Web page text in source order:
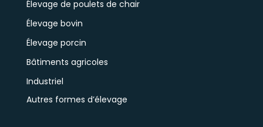
Élevage de poulets de chair
Élevage bovin
Élevage porcin
Bâtiments agricoles
Industriel
Autres formes d’élevage